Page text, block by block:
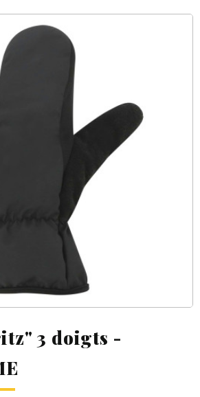
3 doigts -